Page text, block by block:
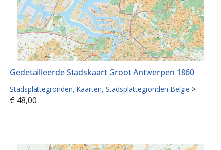
Gedetailleerde Stadskaart Groot Antwerpen 1860
Stadsplattegronden Kaarten Stadsplattegronden België >
€ 48,00